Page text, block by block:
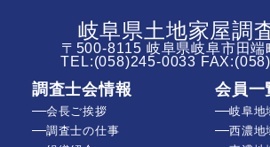
岐阜県土地家屋調
〒500-8115 岐阜県岐阜市田端
TEL:(058)245-0033
調査士会情報
会長ご挨拶
調査士の仕事
会員一
岐阜地
西濃地